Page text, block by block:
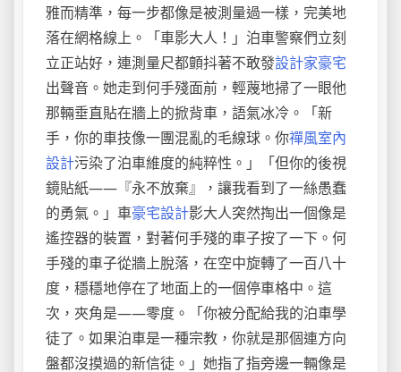
雅而精準，每一步都像是被測量過一樣，完美地
落在網格線上。「車影大人！」泊車警察們立刻
立正站好，連測量尺都顫抖著不敢發設計家豪宅
出聲音。她走到何手殘面前，輕蔑地掃了一眼他
那輛垂直貼在牆上的掀背車，語氣冰冷。「新
手，你的車技像一團混亂的毛線球。你禪風室內
設計污染了泊車維度的純粹性。」「但你的後視
鏡貼紙——『永不放棄』，讓我看到了一絲愚蠢
的勇氣。」車豪宅設計影大人突然掏出一個像是
遙控器的裝置，對著何手殘的車子按了一下。何
手殘的車子從牆上脫落，在空中旋轉了一百八十
度，穩穩地停在了地面上的一個停車格中。這
次，夾角是——零度。「你被分配給我的泊車學
徒了。如果泊車是一種宗教，你就是那個連方向
盤都沒摸過的新信徒。」她指了指旁邊一輛像是